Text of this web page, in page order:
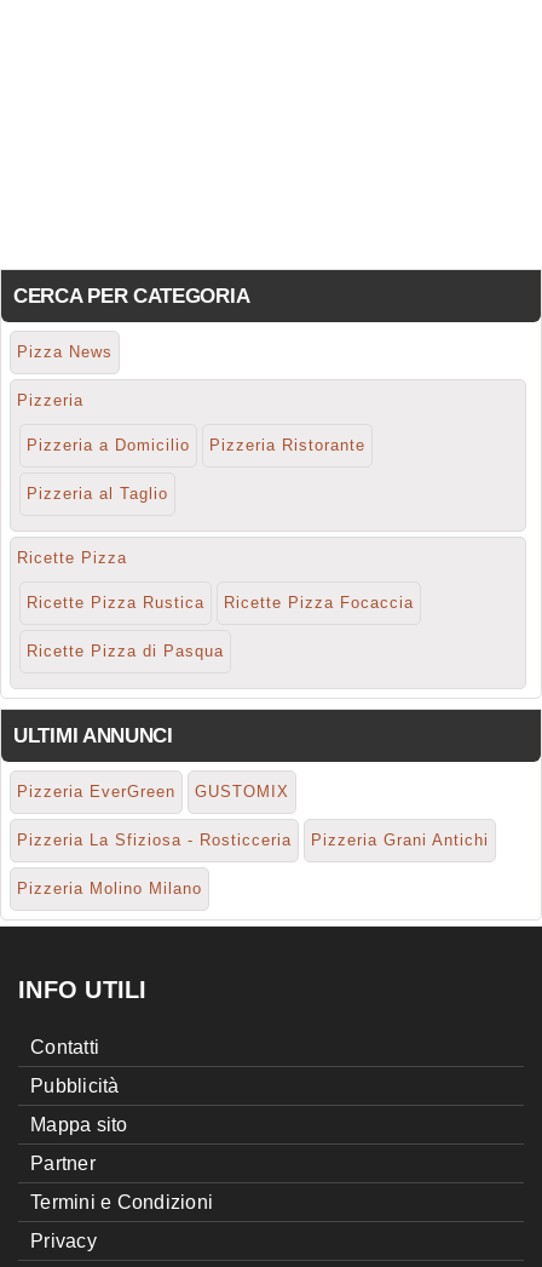
CERCA PER CATEGORIA
Pizza News
Pizzeria
Pizzeria a Domicilio Pizzeria Ristorante
Pizzeria al Taglio
Ricette Pizza
Ricette Pizza Rustica Ricette Pizza Focaccia
Ricette Pizza di Pasqua
ULTIMI ANNUNCI
Pizzeria EverGreen GUSTOMIX
Pizzeria La Sfiziosa - Rosticceria Pizzeria Grani Antichi
Pizzeria Molino Milano
INFO UTILI
Contatti
Pubblicità
Mappa sito
Partner
Termini e Condizioni
Privacy